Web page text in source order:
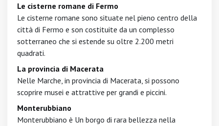
Le cisterne romane di Fermo
Le cisterne romane sono situate nel pieno centro della
città di Fermo e son costituite da un complesso
sotterraneo che si estende su oltre 2.200 metri
quadrati.
La provincia di Macerata
Nelle Marche, in provincia di Macerata, si possono
scoprire musei e attrattive per grandi e piccini.
Monterubbiano
Monterubbiano è Un borgo di rara bellezza nella